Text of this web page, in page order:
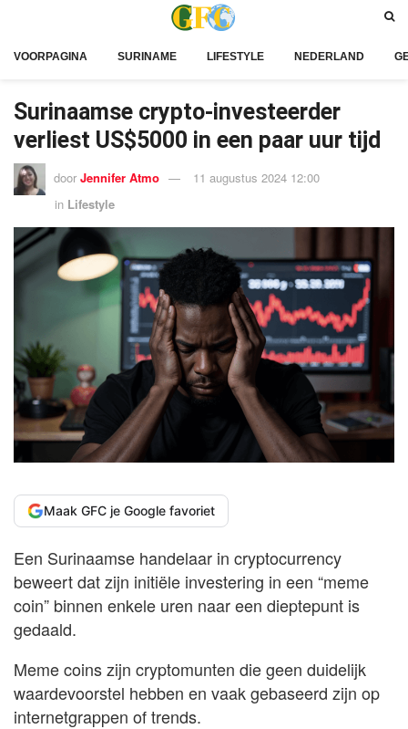
VOORPAGINA SURINAME LIFESTYLE NEDERLAND
Surinaamse crypto-investeerder
verliest US$5000 in een paar uur tijd
door Jennifer Atmo
11 augustus 2024 12:00
in Lifestyle
Maak GFC je Google favoriet
Een Surinaamse handelaar in cryptocurrency
beweert dat zijn initiële investering in een “meme
coin” binnen enkele uren naar een dieptepunt is
gedaald.
Meme coins zijn cryptomunten die geen duidelijk
waardevoorstel hebben en vaak gebaseerd zijn op
internetgrappen of trends.